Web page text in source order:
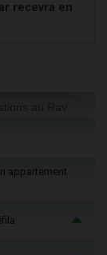
recevra en
appartement